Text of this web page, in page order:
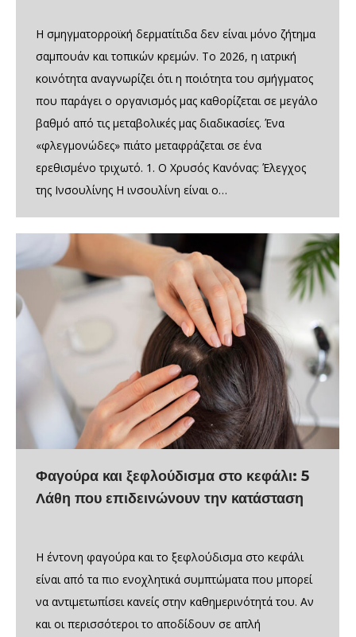
Η σμηγματορροϊκή δερματίτιδα δεν είναι μόνο ζήτημα
σαμπουάν και τοπικών κρεμών. Το 2026, η ιατρική
κοινότητα αναγνωρίζει ότι η ποιότητα του σμήγματος
που παράγει ο οργανισμός μας καθορίζεται σε μεγάλο
βαθμό από τις μεταβολικές μας διαδικασίες. Ένα
«φλεγμονώδες» πιάτο μεταφράζεται σε ένα
ερεθισμένο τριχωτό. 1. Ο Χρυσός Κανόνας: Έλεγχος
της Ινσουλίνης Η ινσουλίνη είναι ο…
Φαγούρα και ξεφλούδισμα στο κεφάλι: 5
Λάθη που επιδεινώνουν την κατάσταση
Η έντονη φαγούρα και το ξεφλούδισμα στο κεφάλι
είναι από τα πιο ενοχλητικά συμπτώματα που μπορεί
να αντιμετωπίσει κανείς στην καθημερινότητά του. Αν
και οι περισσότεροι το αποδίδουν σε απλή